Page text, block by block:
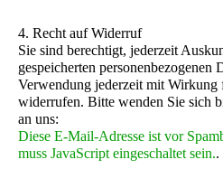
4. Recht auf Widerruf
Sie sind berechtigt, jederzeit
gespeicherten personenbezogenen
Verwendung jederzeit mit
widerrufen. Bitte wenden Sie sich
an uns:
Diese E-Mail-Adresse ist vor
muss JavaScript eingeschaltet sein..